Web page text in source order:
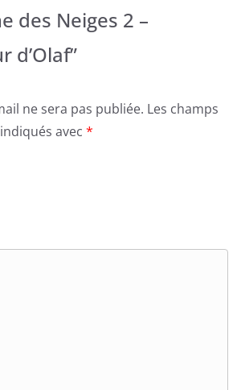
des Neiges 2 –
d’Olaf”
ne sera pas publiée. Les champs
avec *